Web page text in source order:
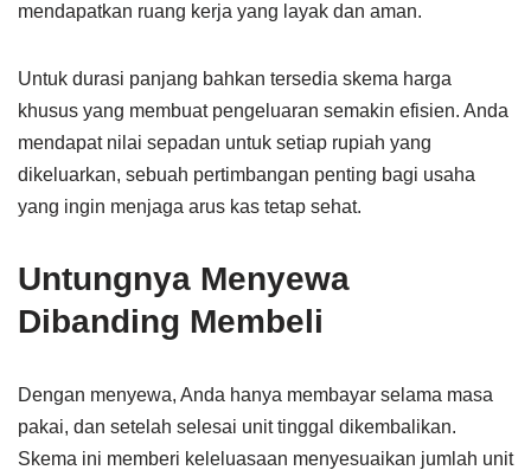
mendapatkan ruang kerja yang layak dan aman.
Untuk durasi panjang bahkan tersedia skema harga
khusus yang membuat pengeluaran semakin efisien. Anda
mendapat nilai sepadan untuk setiap rupiah yang
dikeluarkan, sebuah pertimbangan penting bagi usaha
yang ingin menjaga arus kas tetap sehat.
Untungnya Menyewa
Dibanding Membeli
Dengan menyewa, Anda hanya membayar selama masa
pakai, dan setelah selesai unit tinggal dikembalikan.
Skema ini memberi keleluasaan menyesuaikan jumlah unit